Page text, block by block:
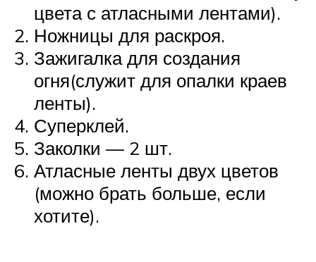
цвета с атласными лентами).
Ножницы для раскроя.
Зажигалка для создания
огня(служит для опалки краев
ленты).
Суперклей.
Заколки — 2 шт.
Атласные ленты двух цветов
(можно брать больше, если
хотите).